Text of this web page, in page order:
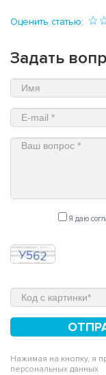
Оценить статью:
Задать
Я даю
Нажимая на кнопку, я
персональных данных